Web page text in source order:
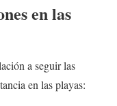
en las
a seguir las
en las playas: